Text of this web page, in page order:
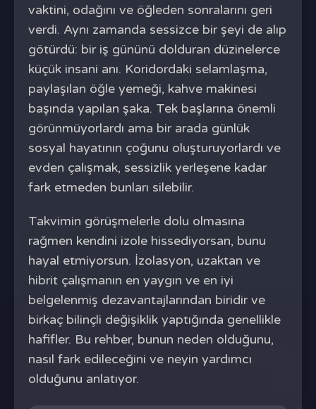
vaktini, odağını ve öğleden sonralarını geri
verdi. Aynı zamanda sessizce bir şeyi de alıp
götürdü: bir iş gününü dolduran düzinelerce
küçük insani anı. Koridordaki selamlaşma,
paylaşılan öğle yemeği, kahve makinesi
başında yapılan şaka. Tek başlarına önemli
görünmüyorlardı ama bir arada günlük
sosyal hayatının çoğunu oluşturuyorlardı ve
evden çalışmak, sessizlik yerleşene kadar
fark etmeden bunları silebilir.
Takvimin görüşmelerle dolu olmasına
rağmen kendini izole hissediyorsan, bunu
hayal etmiyorsun. İzolasyon, uzaktan ve
hibrit çalışmanın en yaygın ve en iyi
belgelenmiş dezavantajlarından biridir ve
birkaç bilinçli değişiklik yaptığında genellikle
hafifler. Bu rehber, bunun neden olduğunu,
nasıl fark edileceğini ve neyin yardımcı
olduğunu anlatıyor.